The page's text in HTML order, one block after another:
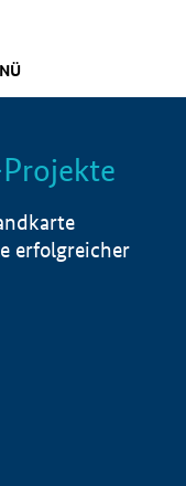
Info
erfolgreicher